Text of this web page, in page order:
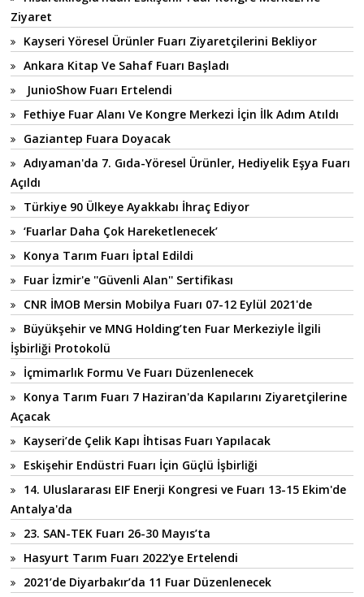
Ziyaret
Kayseri Yöresel Ürünler Fuarı Ziyaretçilerini Bekliyor
Ankara Kitap Ve Sahaf Fuarı Başladı
JunioShow Fuarı Ertelendi
Fethiye Fuar Alanı Ve Kongre Merkezi İçin İlk Adım Atıldı
Gaziantep Fuara Doyacak
Adıyaman'da 7. Gıda-Yöresel Ürünler, Hediyelik Eşya Fuarı
Açıldı
Türkiye 90 Ülkeye Ayakkabı İhraç Ediyor
‘Fuarlar Daha Çok Hareketlenecek’
Konya Tarım Fuarı İptal Edildi
Fuar İzmir'e ''Güvenli Alan'' Sertifikası
CNR İMOB Mersin Mobilya Fuarı 07-12 Eylül 2021'de
Büyükşehir ve MNG Holding’ten Fuar Merkeziyle İlgili
İşbirliği Protokolü
İçmimarlık Formu Ve Fuarı Düzenlenecek
Konya Tarım Fuarı 7 Haziran'da Kapılarını Ziyaretçilerine
Açacak
Kayseri’de Çelik Kapı İhtisas Fuarı Yapılacak
Eskişehir Endüstri Fuarı İçin Güçlü İşbirliği
14. Uluslararası EIF Enerji Kongresi ve Fuarı 13-15 Ekim'de
Antalya'da
23. SAN-TEK Fuarı 26-30 Mayıs’ta
Hasyurt Tarım Fuarı 2022'ye Ertelendi
2021’de Diyarbakır’da 11 Fuar Düzenlenecek